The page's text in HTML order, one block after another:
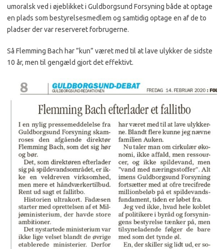
umoralsk ved i øjeblikket i Guldborgsund Forsyning både at optage
en plads som bestyrelsesmedlem og samtidig optage en af de to
pladser der var reserveret forbrugerne.
Så Flemming Bach har ”kun” været med til at lave ulykker de sidste
10 år, men til gengæld gjort det effektivt.